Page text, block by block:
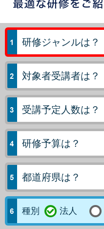
研修ジャンルは？
対象者受講者は？
受講予定人数は？
研修予算は？
都道府県は？
種別 法人